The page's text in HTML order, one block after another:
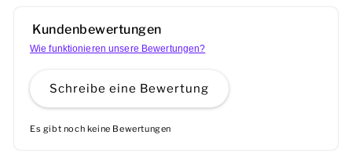
Kundenbewertungen
Wie funktionieren unsere Bewertungen?
Schreibe eine Bewertung
Es gibt noch keine Bewertungen